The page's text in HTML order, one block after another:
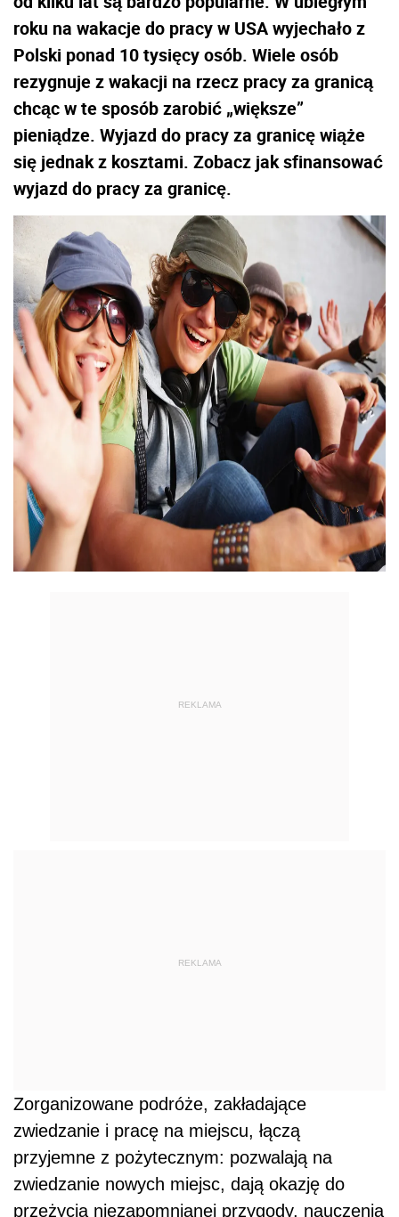
roku na wakacje do pracy w USA wyjechało z
Polski ponad 10 tysięcy osób. Wiele osób
rezygnuje z wakacji na rzecz pracy za granicą
chcąc w te sposób zarobić „większe”
pieniądze. Wyjazd do pracy za granicę wiąże
się jednak z kosztami. Zobacz jak sfinansować
wyjazd do pracy za granicę.
REKLAMA
REKLAMA
Zorganizowane podróże, zakładające
zwiedzanie i pracę na miejscu, łączą
przyjemne z pożytecznym: pozwalają na
zwiedzanie nowych miejsc, dają okazję do
przeżycia niezapomnianej przygody, nauczenia